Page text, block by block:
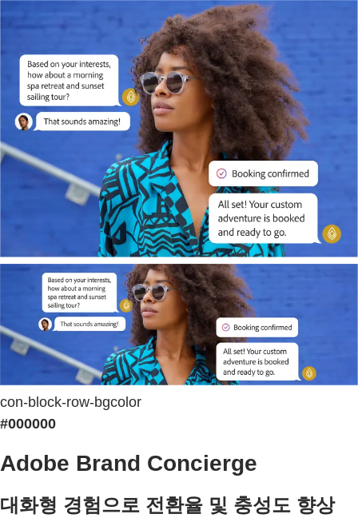
con-block-row-bgcolor
#000000
Adobe Brand Concierge
대화형 경험으로 전환율 및 충성도 향상